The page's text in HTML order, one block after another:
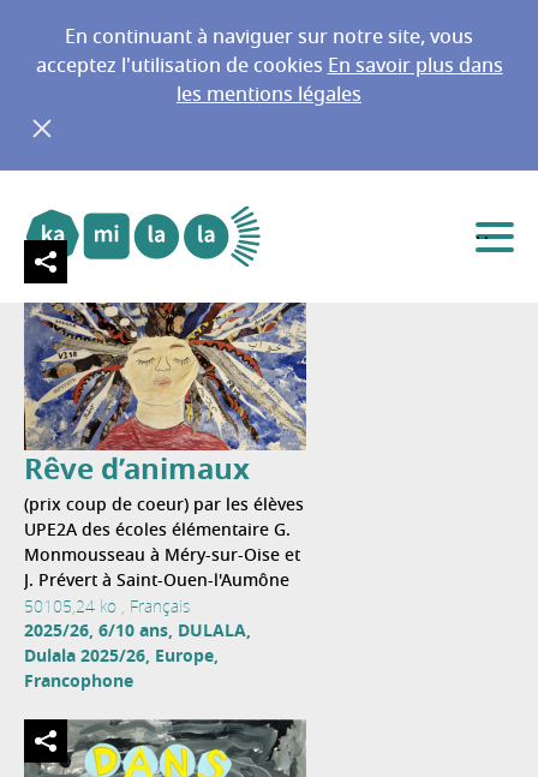
En continuant à naviguer sur notre site, vous
acceptez l'utilisation de cookiesEn savoir plus dans
les mentions légales
Aller au menu principal
Menu
Dulala
Rêve d’animaux
(prix coup de coeur) par les élèves
UPE2A des écoles élémentaire G.
Monmousseau à Méry-sur-Oise et
J. Prévert à Saint-Ouen-l'Aumône
50105,24 ko , Français
2025/26, 6/10 ans, DULALA,
Dulala 2025/26, Europe,
Francophone